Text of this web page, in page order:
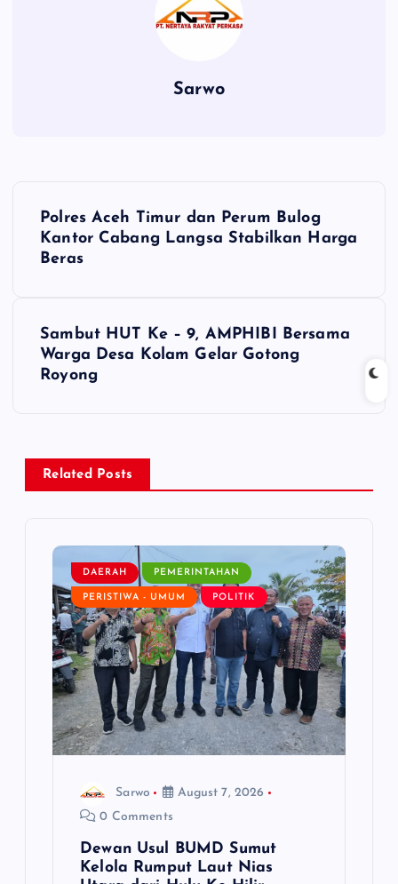
Sarwo
v
Polres Aceh Timur dan Perum Bulog
Kantor Cabang Langsa Stabilkan Harga
Beras
Sambut HUT Ke – 9, AMPHIBI Bersama
Warga Desa Kolam Gelar Gotong
Royong
Related Posts
DAERAH PEMERINTAHAN
PERISTIWA - UMUM POLITIK
Sarwo
August 7, 2026
0 Comments
Dewan Usul BUMD Sumut
Kelola Rumput Laut Nias